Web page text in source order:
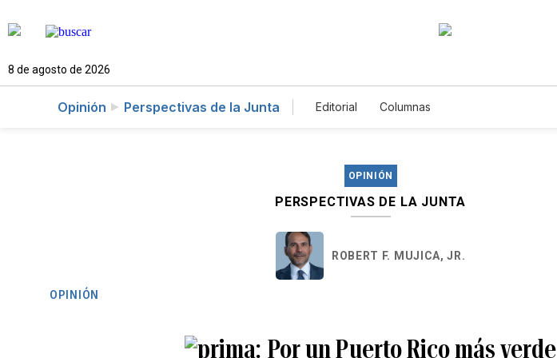
8 de agosto de 2026
Opinión Perspectivas de la Junta Editorial Columnas
OPINIÓN
PERSPECTIVAS DE LA JUNTA
ROBERT F. MUJICA, JR.
OPINIÓN
Por un Puerto Rico más verde